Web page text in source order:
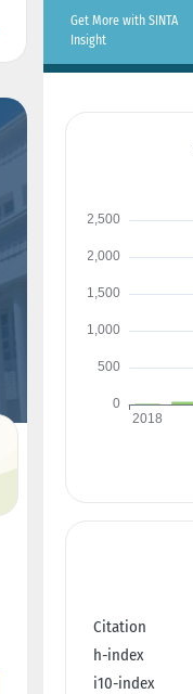
Get More with SINTA
Insight
Citation
h-index
i10-index